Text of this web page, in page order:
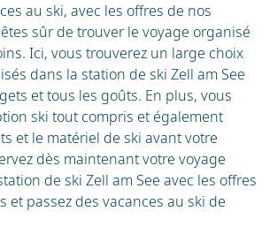
au ski, avec les offres de nos
sûr de trouver le voyage organisé
Ici, vous trouverez un large choix
dans la station de ski Zell am See
et tous les goûts. En plus, vous
ski tout compris et également
et le matériel de ski avant votre
dès maintenant votre voyage
de ski Zell am See avec les offres
et passez des vacances au ski de